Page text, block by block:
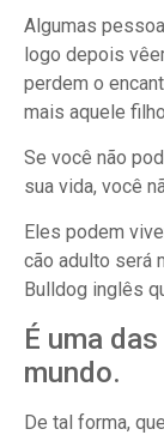
Algumas
logo depois
perdem o
mais aquele
Se você não
sua vida, você
Eles podem
cão adulto será
Bulldog inglês
É uma
mundo.
De tal forma,